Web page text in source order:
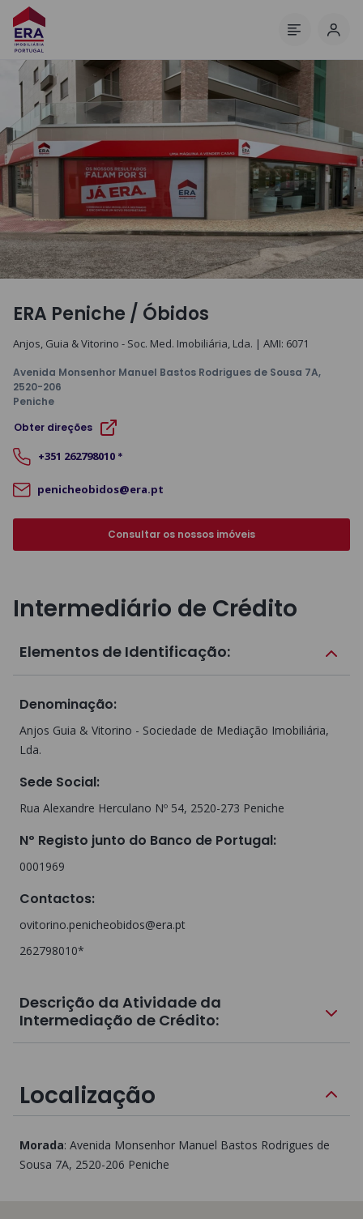
ERA Peniche / Óbidos
Anjos, Guia & Vitorino - Soc. Med. Imobiliária, Lda. | AMI: 6071
Avenida Monsenhor Manuel Bastos Rodrigues de Sousa 7A,
2520-206
Peniche
Obter direções
+351 262798010 *
penicheobidos@era.pt
Consultar os nossos imóveis
Intermediário de Crédito
Elementos de Identificação:
Denominação:
Anjos Guia & Vitorino - Sociedade de Mediação Imobiliária,
Lda.
Sede Social:
Rua Alexandre Herculano Nº 54, 2520-273 Peniche
Nº Registo junto do Banco de Portugal:
0001969
Contactos:
ovitorino.penicheobidos@era.pt
262798010*
Descrição da Atividade da
Intermediação de Crédito:
Localização
Morada: Avenida Monsenhor Manuel Bastos Rodrigues de
Sousa 7A, 2520-206 Peniche